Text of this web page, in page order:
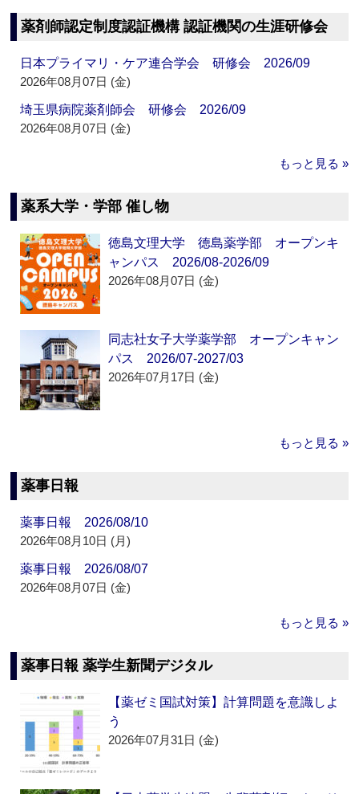
薬剤師認定制度認証機構 認証機関の生涯研修会
日本プライマリ・ケア連合学会 研修会 2026/09
2026年08月07日 (金)
埼玉県病院薬剤師会 研修会 2026/09
2026年08月07日 (金)
もっと見る »
薬系大学・学部 催し物
徳島文理大学 徳島薬学部 オープンキ
ャンパス 2026/08-2026/09
2026年08月07日 (金)
同志社女子大学薬学部 オープンキャン
パス 2026/07-2027/03
2026年07月17日 (金)
もっと見る »
薬事日報
薬事日報 2026/08/10
2026年08月10日 (月)
薬事日報 2026/08/07
2026年08月07日 (金)
もっと見る »
薬事日報 薬学生新聞デジタル
【薬ゼミ国試対策】計算問題を意識しよ
う
2026年07月31日 (金)